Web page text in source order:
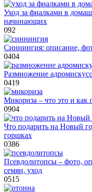
Уход за фиалками в
начинающих
092
Синнингия: описание,
0404
Размножение
0419
Микориза – что это и как
0904
Что подарить на Новый
горшках
0386
Псевдолитопсы – фото,
семян, уход
0515